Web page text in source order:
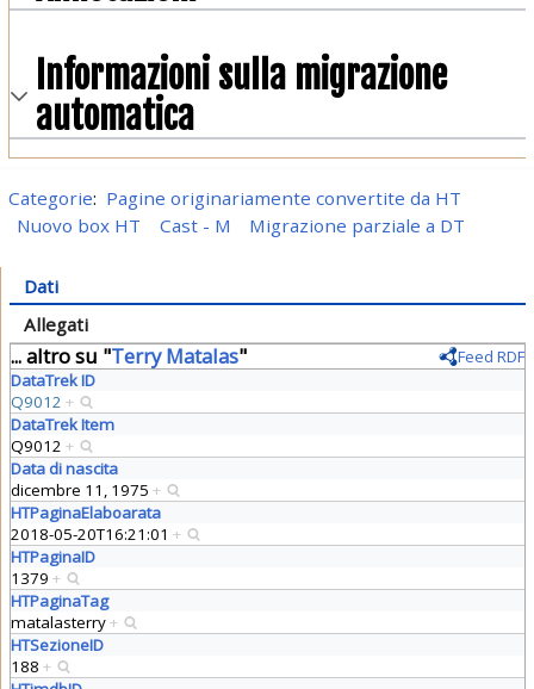
Informazioni sulla migrazione
automatica
Categorie: Pagine originariamente convertite da HT
Nuovo box HT
Cast - M Migrazione parziale a DT
Dati
Allegati
... altro su "Terry Matalas"
Feed RDF
DataTrek ID
Q9012 +
DataTrek Item
Q9012 +
Data di nascita
dicembre 11, 1975 +
HTPaginaElaboarata
2018-05-20T16:21:01 +
HTPaginaID
1379 +
HTPaginaTag
matalasterry+
HTSezioneID
188 +